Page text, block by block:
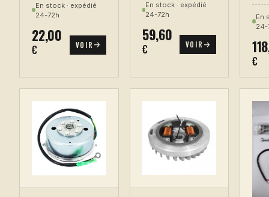
En stock · expédié
24-72h
22,00
€ VOIR
En stock · expédié
24-72h
59,60
€ VOIR
En
24-
€